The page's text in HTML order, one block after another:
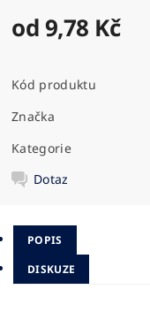
od 9,78 Kč
Kód produktu
Značka
Kategorie
Dotaz
POPIS
DISKUZE